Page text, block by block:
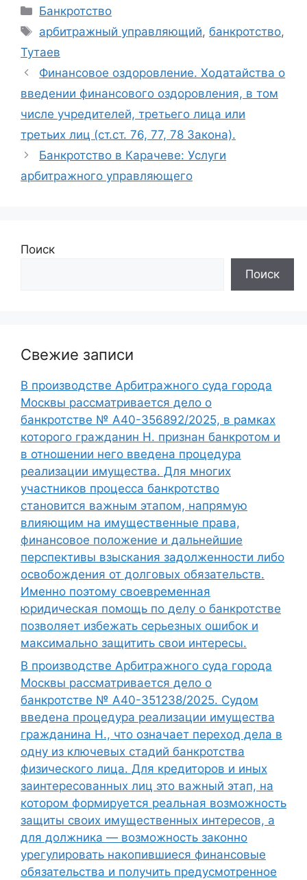
Рубрики
Банкротство
Метки
арбитражный управляющий,банкротство,
Тутаев
Финансовое оздоровление. Ходатайства о
введении финансового оздоровления, в том
числе учредителей, третьего лица или
третьих лиц (ст.ст. 76, 77, 78 Закона).
Банкротство в Карачеве: Услуги
арбитражного управляющего
Поиск
Поиск
Свежие записи
В производстве Арбитражного суда города
Москвы рассматривается дело о
банкротстве № А40-356892/2025, в рамках
которого гражданин Н. признан банкротом и
в отношении него введена процедура
реализации имущества. Для многих
участников процесса банкротство
становится важным этапом, напрямую
влияющим на имущественные права,
финансовое положение и дальнейшие
перспективы взыскания задолженности либо
освобождения от долговых обязательств.
Именно поэтому своевременная
юридическая помощь по делу о банкротстве
позволяет избежать серьезных ошибок и
максимально защитить свои интересы.
В производстве Арбитражного суда города
Москвы рассматривается дело о
банкротстве № А40-351238/2025. Судом
введена процедура реализации имущества
гражданина Н., что означает переход дела в
одну из ключевых стадий банкротства
физического лица. Для кредиторов и иных
заинтересованных лиц это важный этап, на
котором формируется реальная возможность
защиты своих имущественных интересов, а
для должника — возможность законно
урегулировать накопившиеся финансовые
обязательства и получить предусмотренное